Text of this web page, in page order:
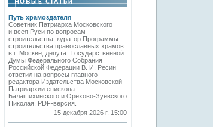
Путь храмоздателя
Советник Патриарха Московского
и всея Руси по вопросам
строительства, куратор Программы
строительства православных храмов
в г. Москве, депутат Государственной
Думы Федерального Собрания
Российской Федерации В. И. Ресин
ответил на вопросы главного
редактора Издательства Московской
Патриархии епископа
Балашихинского и Орехово-Зуевского
Николая. PDF-версия.
15 декабря 2026 г. 15:00